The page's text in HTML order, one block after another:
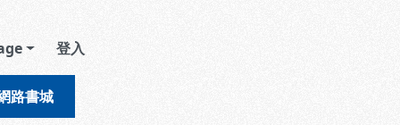
登入
路書城